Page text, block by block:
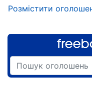
Розмістити